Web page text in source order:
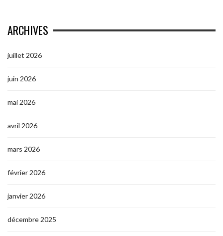
ARCHIVES
juillet 2026
juin 2026
mai 2026
avril 2026
mars 2026
février 2026
janvier 2026
décembre 2025